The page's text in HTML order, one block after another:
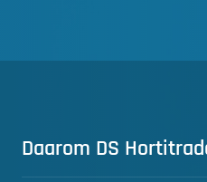
Daarom DS